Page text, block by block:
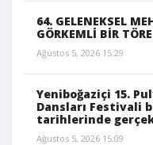
64. GELENEKSEL
GÖRKEMLİ BİR
Ağustos 5, 2026 15:29
Yeniboğaziçi 15.
Dansları Festivali
tarihlerinde
Ağustos 5, 2026 15:09